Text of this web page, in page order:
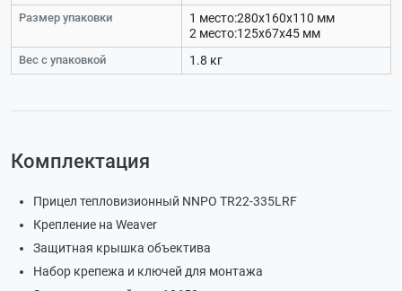
Размер упаковки
1 место:280х160х110 мм
2 место:125х67х45 мм
Вес с упаковкой 1.8 кг
Комплектация
Прицел тепловизионный NNPO TR22-335LRF
Крепление на Weaver
Защитная крышка объектива
Набор крепежа и ключей для монтажа